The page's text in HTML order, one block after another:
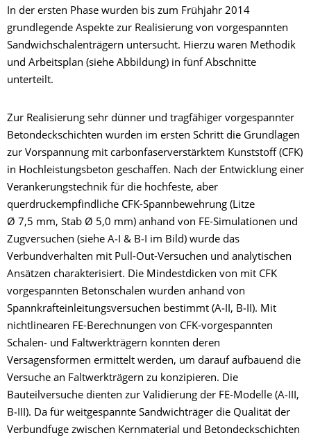
In der ersten Phase wurden bis zum Frühjahr 2014
grundlegende Aspekte zur Realisierung von vorgespannten
Sandwichschalenträgern untersucht. Hierzu waren Methodik
und Arbeitsplan (siehe Abbildung) in fünf Abschnitte
unterteilt.
Zur Realisierung sehr dünner und tragfähiger vorgespannter
Betondeckschichten wurden im ersten Schritt die Grundlagen
zur Vorspannung mit carbonfaserverstärktem Kunststoff (CFK)
in Hochleistungsbeton geschaffen. Nach der Entwicklung einer
Verankerungstechnik für die hochfeste, aber
querdruckempfindliche CFK-Spannbewehrung (Litze
Ø 7,5 mm, Stab Ø 5,0 mm) anhand von FE-Simulationen und
Zugversuchen (siehe A‑I & B‑I im Bild) wurde das
Verbundverhalten mit Pull-Out-Versuchen und analytischen
Ansätzen charakterisiert. Die Mindestdicken von mit CFK
vorgespannten Betonschalen wurden anhand von
Spannkrafteinleitungsversuchen bestimmt (A‑II, B‑II). Mit
nichtlinearen FE-Berechnungen von CFK-vorgespannten
Schalen- und Faltwerkträgern konnten deren
Versagensformen ermittelt werden, um darauf aufbauend die
Versuche an Faltwerkträgern zu konzipieren. Die
Bauteilversuche dienten zur Validierung der FE-Modelle (A‑III,
B‑III). Da für weitgespannte Sandwichträger die Qualität der
Verbundfuge zwischen Kernmaterial und Betondeckschichten